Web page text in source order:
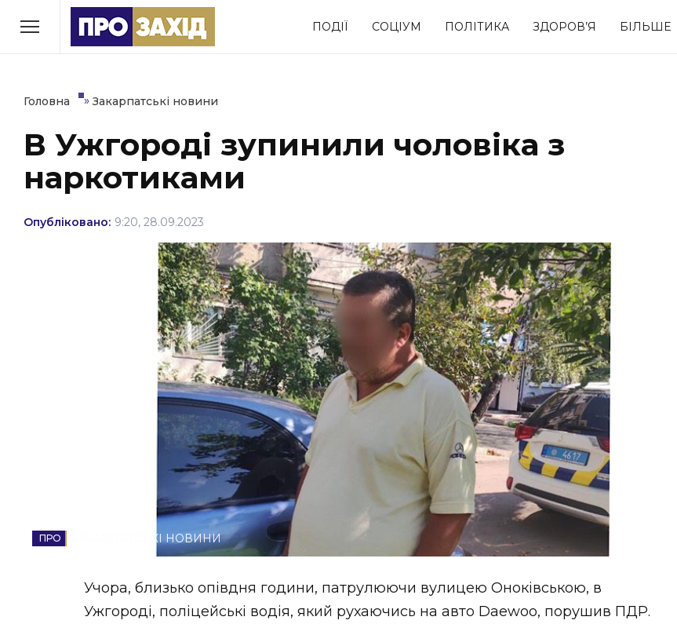
ПОДІЇ СОЦІУМ ПОЛІТИКА ЗДОРОВ’Я БІЛЬШЕ
РУБРИКИ
Економіка
Політика Соціум Спорт
Втрачений Ужгород
(відеоверсія)
ЗАКАРПАТСЬКІ НОВИНИ
НОВИНИ ЗАХІДНОЇ УКРАЇНИ
ВІДЕО
Головна » Закарпатські новини
В Ужгороді зупинили чоловіка з
наркотиками
Опубліковано: 9:20, 28.09.2023
ЗАКАРПАТСЬКІ НОВИНИ
Учора, близько опівдня години, патрулюючи вулицею Оноківською, в
Ужгороді, поліцейські водія, який рухаючись на авто Daewoo, порушив ПДР.